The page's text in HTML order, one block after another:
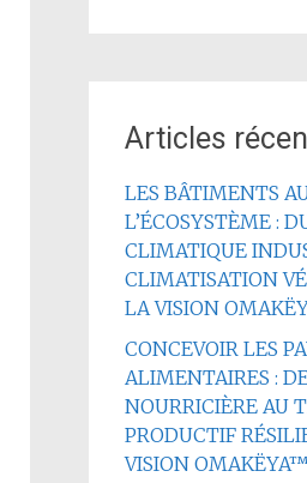
Articles
LES BÂTIMENTS
L’ÉCOSYSTÈME :
CLIMATIQUE
CLIMATISATION
LA VISION
CONCEVOIR LES
ALIMENTAIRES :
NOURRICIÈRE AU
PRODUCTIF
VISION OMAKËYA™